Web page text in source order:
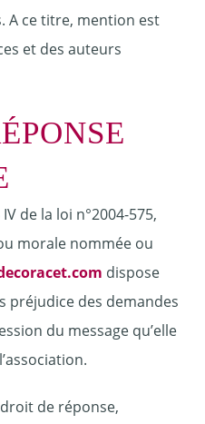
A ce titre, mention est
et des auteurs
de la loi n°2004-575,
morale nommée ou
dispose
préjudice des demandes
du message qu’elle
de réponse,